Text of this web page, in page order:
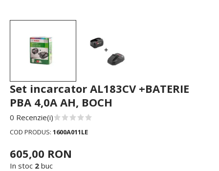
Set incarcator AL183CV +BATERIE
PBA 4,0A AH, BOCH
0 Recenzie(i)
COD PRODUS: 1600A011LE
605,00 RON
In stoc 2 buc